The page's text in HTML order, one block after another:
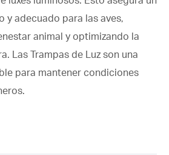
y adecuado para las aves,
animal y optimizando la
Las Trampas de Luz son una
para mantener condiciones